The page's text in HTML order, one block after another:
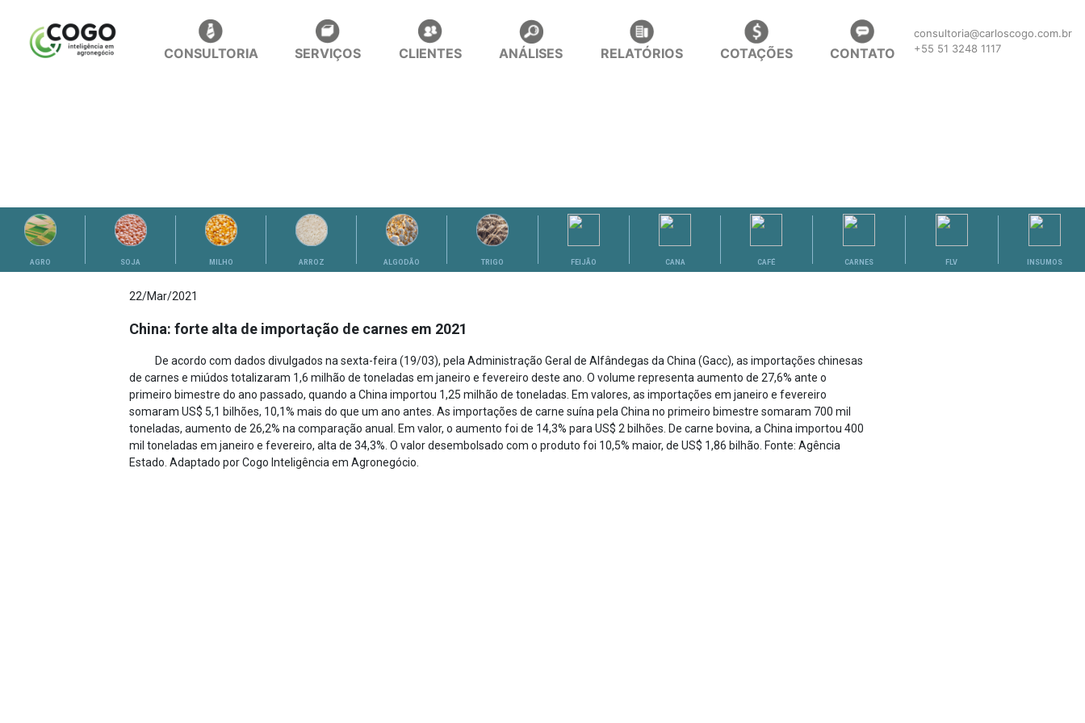
CONSULTORIA SERVIÇOS CLIENTES ANÁLISES RELATÓRIOS COTAÇÕES CONTATO
consultoria@carloscogo.com.br
+55 51 3248 1117
AGRO SOJA MILHO ARROZ ALGODÃO TRIGO FEIJÃO CANA CAFÉ CARNES FLV INSUMOS
22/Mar/2021
China: forte alta de importação de carnes em 2021
De acordo com dados divulgados na sexta-feira (19/03), pela Administração Geral de Alfândegas da China (Gacc), as importações chinesas
de carnes e miúdos totalizaram 1,6 milhão de toneladas em janeiro e fevereiro deste ano. O volume representa aumento de 27,6% ante o
primeiro bimestre do ano passado, quando a China importou 1,25 milhão de toneladas. Em valores, as importações em janeiro e fevereiro
somaram US$ 5,1 bilhões, 10,1% mais do que um ano antes. As importações de carne suína pela China no primeiro bimestre somaram 700 mil
toneladas, aumento de 26,2% na comparação anual. Em valor, o aumento foi de 14,3% para US$ 2 bilhões. De carne bovina, a China importou 400
mil toneladas em janeiro e fevereiro, alta de 34,3%. O valor desembolsado com o produto foi 10,5% maior, de US$ 1,86 bilhão. Fonte: Agência
Estado. Adaptado por Cogo Inteligência em Agronegócio.